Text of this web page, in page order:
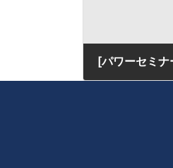
[パワーセミ